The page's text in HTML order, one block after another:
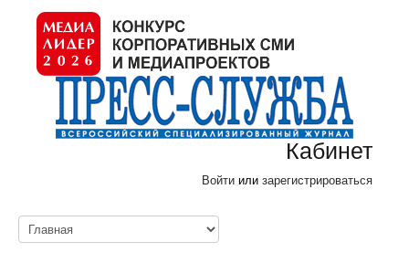
Кабинет
Войти или зарегистрироваться